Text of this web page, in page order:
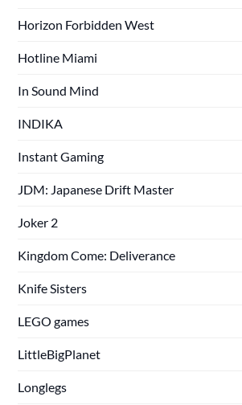
Horizon Forbidden West
Hotline Miami
In Sound Mind
INDIKA
Instant Gaming
JDM: Japanese Drift Master
Joker 2
Kingdom Come: Deliverance
Knife Sisters
LEGO games
LittleBigPlanet
Longlegs